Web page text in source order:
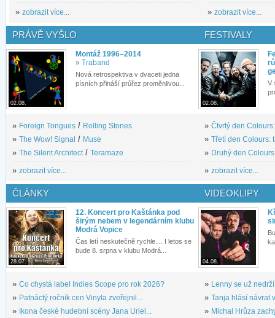
» zobrazit více... » zobrazit více...
PRÁVĚ VYŠLO
02.08.
Montáž 1996–2014
» Traband
Nová retrospektiva v dvaceti jedna
písních přináší průřez proměnlivou...
» Foreign Tongues / Rolling Stones
» The Wow! Signal / Muse
» The Silent Architect/ Teramaze
» zobrazit více...
FESTIVALY
02.08.
V
» Čtvrtý den
» Třetí den Colours:
» Druhý den
» zobrazit více...
ČLÁNKY
28.07.
12. Koncert pro Kaštánka pod
širým nebem v legendárním klubu
Modrá Vopice
Čas letí neskutečně rychle.... I letos se
bude 8. srpna v klubu Modrá...
» Co chystá label Indies Scope pro rok 2026?
» Patnáctý ročník cen Vinyla zveřejnil...
» Ikona české hudební scény Jana Uriel...
VIDEOKLIPY
04.08.
» Lenny se už
» Tanja hlásí návrat
» Michal Hrůza